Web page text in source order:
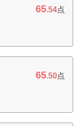
65.54点
65.50点